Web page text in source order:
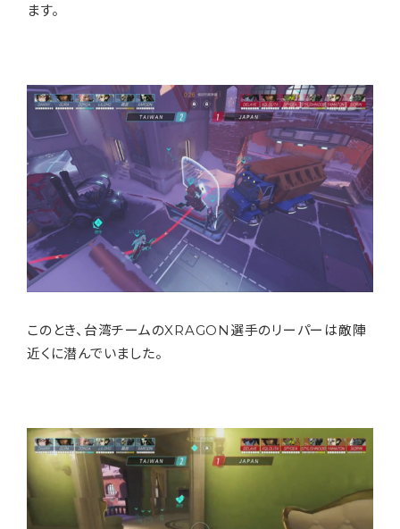
ます。
このとき、台湾チームのXRAGON選手のリーパーは敵陣
近くに潜んでいました。